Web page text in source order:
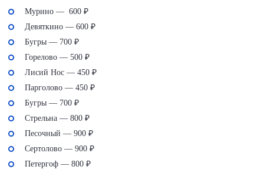
Мурино — 600 ₽
Девяткино — 600 ₽
Бугры — 700 ₽
Горелово — 500 ₽
Лисий Нос — 450 ₽
Парголово — 450 ₽
Бугры — 700 ₽
Стрельна — 800 ₽
Песочный — 900 ₽
Сертолово — 900 ₽
Петергоф — 800 ₽